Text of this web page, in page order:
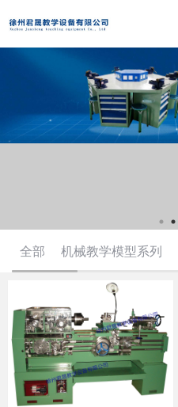
全部 机械教学模型系列